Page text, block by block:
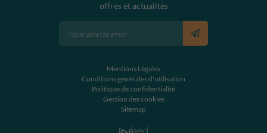
offres et actualités
Mentions Légales
Conditions générales d'utilisation
Politique de confidentialité
Gestion des cookies
Sitemap